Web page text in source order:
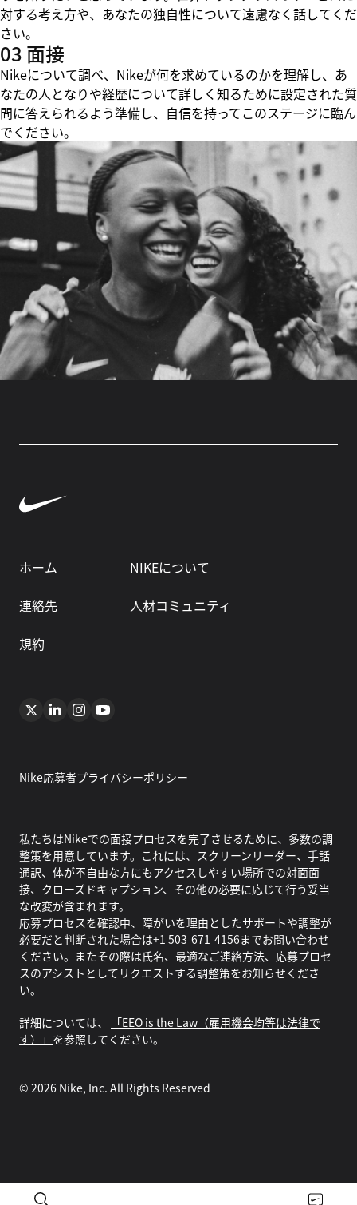
対する考え方や、あなたの独自性について遠慮なく話してくだ
さい。
03 面接
Nikeについて調べ、Nikeが何を求めているのかを理解し、あ
なたの人となりや経歴について詳しく知るために設定された質
問に答えられるよう準備し、自信を持ってこのステージに臨ん
でください。
ホーム
NIKEについて
連絡先
人材コミュニティ
規約
Nike応募者プライバシーポリシー
私たちはNikeでの面接プロセスを完了させるために、多数の調
整策を用意しています。これには、スクリーンリーダー、手話
通訳、体が不自由な方にもアクセスしやすい場所での対面面
接、クローズドキャプション、その他の必要に応じて行う妥当
な改変が含まれます。
応募プロセスを確認中、障がいを理由としたサポートや調整が
必要だと判断された場合は+1 503-671-4156までお問い合わせ
ください。またその際は氏名、最適なご連絡方法、応募プロセ
スのアシストとしてリクエストする調整策をお知らせくださ
い。
詳細については、
「EEO is the Law（雇用機会均等は法律で
す）」 を参照してください。
© 2026 Nike, Inc. All Rights Reserved